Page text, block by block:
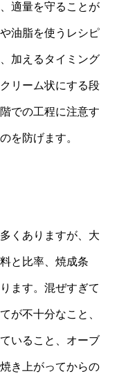
適量を守ることが
油脂を使うレシピ
加えるタイミング
リーム状にする段
での工程に注意す
を防げます。
くありますが、大
と比率、焼成条
ます。混ぜすぎて
が不十分なこと、
いること、オーブ
き上がってからの